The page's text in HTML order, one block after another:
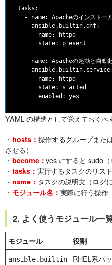
  tasks:
- name: Apacheのインストー
      ansible.builtin.dnf:
        name: httpd
        state: present
- name: Apacheの起動と自動
      ansible.builtin.service:
        name: httpd
        state: started
YAML の構造として覚えておくべ
・ hosts：操作するグループまた
させる）
・become：yes にすると sudo
・tasks：実行するタスクのリスト
・ name： タスクの説明文（ログ
・ モジュール名：実際に行う操作
2. よく使うモジュール一
モジュール 役割
ansible.builtin
RHEL系パ